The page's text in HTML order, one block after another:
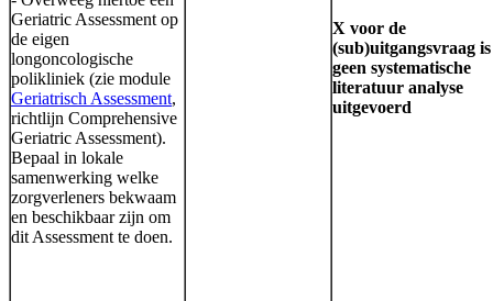
Geriatric Assessment op
de eigen
longoncologische
polikliniek (zie module
Geriatrisch Assessment,
richtlijn Comprehensive
Geriatric Assessment).
Bepaal in lokale
samenwerking welke
zorgverleners bekwaam
en beschikbaar zijn om
dit Assessment te doen.
X voor de
(sub)uitgangsvraag is
geen systematische
literatuur analyse
uitgevoerd